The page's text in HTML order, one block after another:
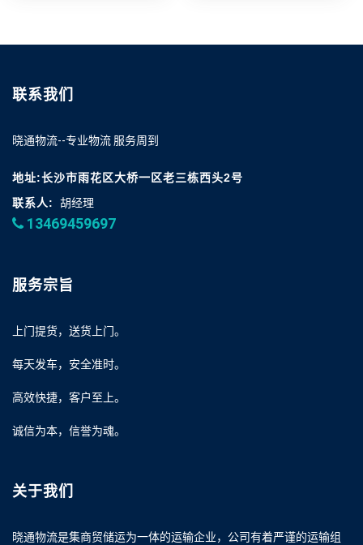
联系我们
晓通物流--专业物流 服务周到
地址:长沙市雨花区大桥一区老三栋西头2号
联系人:
胡经理
13469459697
服务宗旨
上门提货，送货上门。
每天发车，安全准时。
高效快捷，客户至上。
诚信为本，信誉为魂。
关于我们
晓通物流是集商贸储运为一体的运输企业，公司有着严谨的运输组